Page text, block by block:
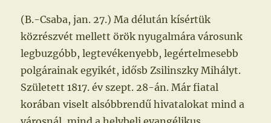
(B.-Csaba, jan. 27.) Ma délután kísértük
közrészvét mellett örök nyugalmára városunk
legbuzgóbb, legtevékenyebb, legértelmesebb
polgárainak egyikét, idősb Zsilinszky Mihályt.
Született 1817. év szept. 28-án. Már fiatal
korában viselt alsóbbrendű hivatalokat mind a